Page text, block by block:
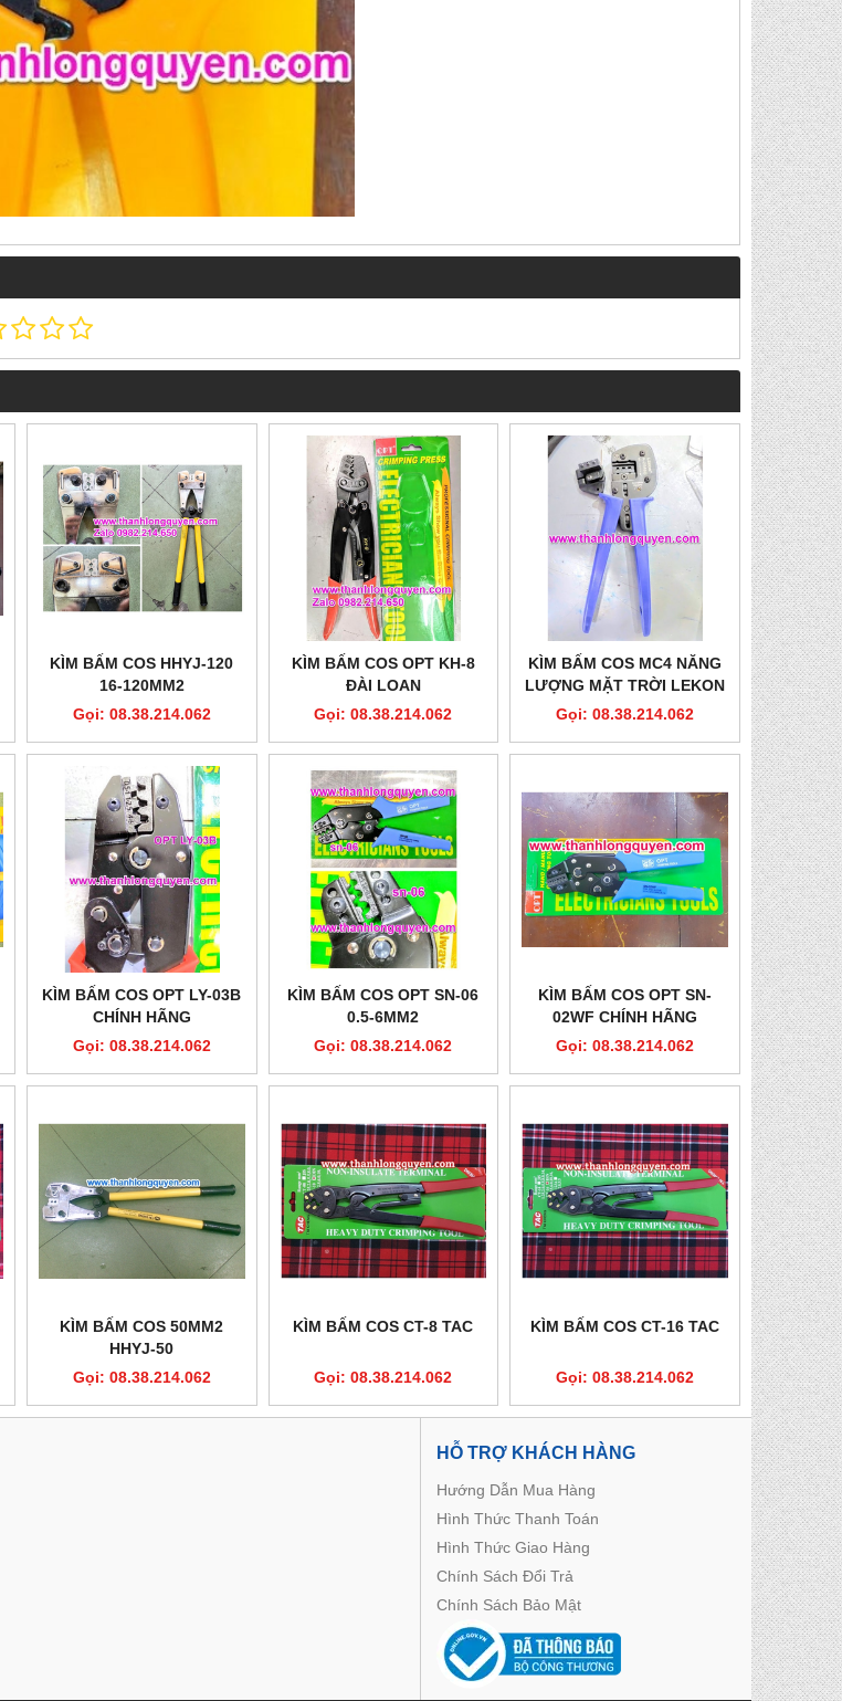
KÌM BẤM COS HHYJ-120
16-120MM2
Gọi: 08.38.214.062
KÌM BẤM COS OPT KH-8
ĐÀI LOAN
Gọi: 08.38.214.062
KÌM BẤM COS MC4 NĂNG
LƯỢNG MẶT TRỜI LEKON
A-2546B
Gọi: 08.38.214.062
KÌM BẤM COS OPT LY-03B
CHÍNH HÃNG
Gọi: 08.38.214.062
KÌM BẤM COS OPT SN-06
0.5-6MM2
Gọi: 08.38.214.062
KÌM BẤM COS OPT SN-
02WF CHÍNH HÃNG
Gọi: 08.38.214.062
KÌM BẤM COS 50MM2
HHYJ-50
Gọi: 08.38.214.062
KÌM BẤM COS CT-8 TAC
Gọi: 08.38.214.062
KÌM BẤM COS CT-16 TAC
Gọi: 08.38.214.062
HỖ TRỢ KHÁCH HÀNG
Hướng Dẫn Mua Hàng
Hình Thức Thanh Toán
Hình Thức Giao Hàng
Chính Sách Đổi Trả
Chính Sách Bảo Mật